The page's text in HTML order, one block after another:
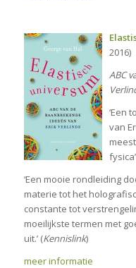
2016)
ABC
‘Een
van
‘Een mooie rondleiding
materie tot het
constante tot
moeilijkste termen met
uit.’ (Kennislink)
meer informatie